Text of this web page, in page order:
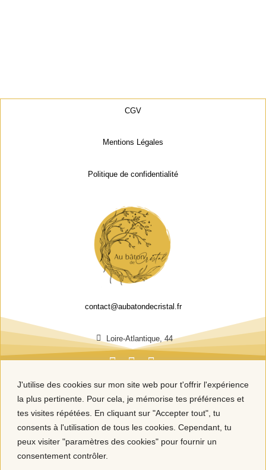
J'utilise des cookies sur mon site web pour t'offrir l'expérience
la plus pertinente. Pour cela, je mémorise tes préférences et
tes visites répétées. En cliquant sur "Accepter tout", tu
consents à l'utilisation de tous les cookies. Cependant, tu
peux visiter "paramètres des cookies" pour fournir un
consentement contrôler.
CGV
Mentions Légales
Politique de confidentialité
contact@aubatondecristal.fr
Loire-Atlantique, 44